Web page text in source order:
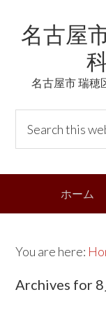
links
primary
content
primary
名古屋
名古屋市 瑞穂
Header
Right
i
navigation
ホーム
You are here:
Archives for